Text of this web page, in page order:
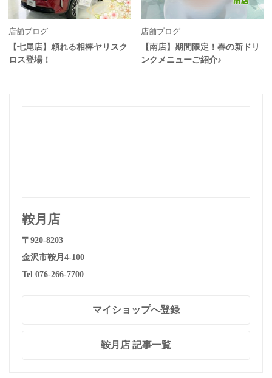
店舗ブログ
【七尾店】頼れる相棒ヤリスク
ロス登場！
店舗ブログ
【南店】期間限定！春の新ドリ
ンクメニューご紹介♪
鞍月店
〒920-8203
金沢市鞍月4-100
Tel 076-266-7700
マイショップへ登録
鞍月店 記事一覧